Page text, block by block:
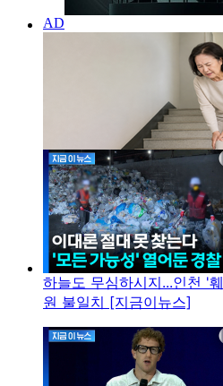
하늘도 무심하시지...인천 '
원 불일치 [지금이뉴스]